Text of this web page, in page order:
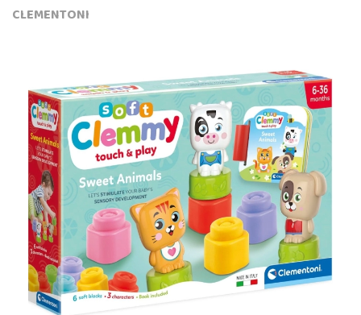
CLEMENTONI